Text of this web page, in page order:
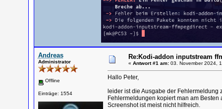
Andreas
Administrator
Offline
Einträge: 1554
Re:Kodi-addon inputstream
« Antwort #1 am:03. November 2024,
Hallo Peter,
leider ist die Ausgabe der
Fehlermeldungen kopiert man am Besten
Screenshot ist meist nicht hilfreich.